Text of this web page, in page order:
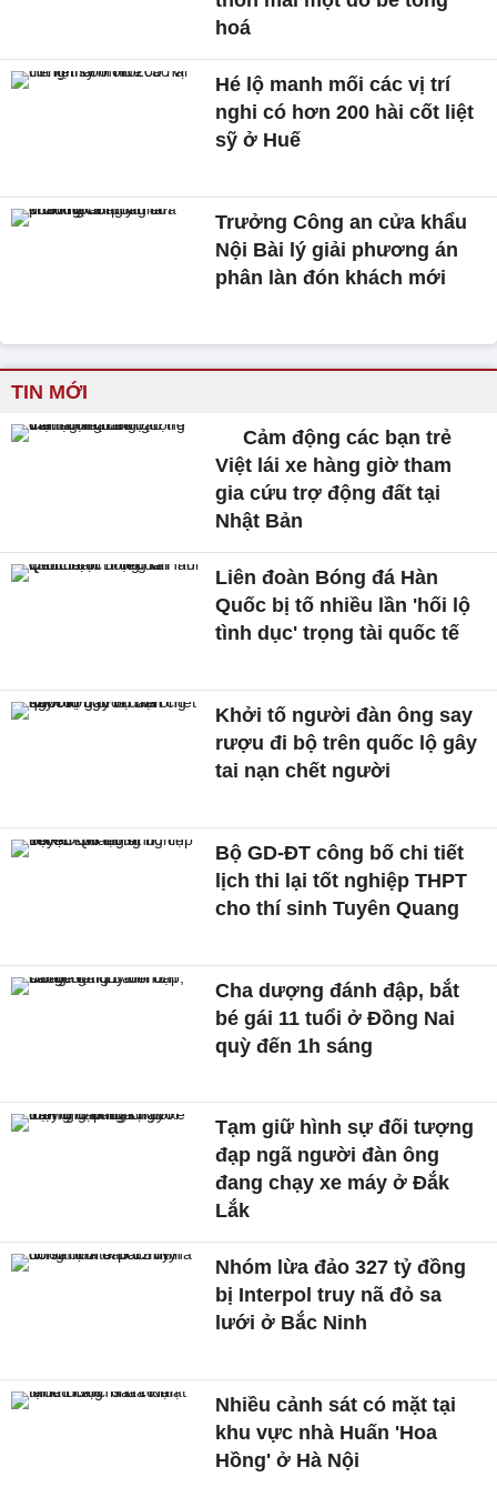
hoá
Hé lộ manh mối các vị trí
nghi có hơn 200 hài cốt liệt
sỹ ở Huế
Trưởng Công an cửa khẩu
Nội Bài lý giải phương án
phân làn đón khách mới
TIN MỚI
Cảm động các bạn trẻ
Việt lái xe hàng giờ tham
gia cứu trợ động đất tại
Nhật Bản
Liên đoàn Bóng đá Hàn
Quốc bị tố nhiều lần 'hối lộ
tình dục' trọng tài quốc tế
Khởi tố người đàn ông say
rượu đi bộ trên quốc lộ gây
tai nạn chết người
Bộ GD-ĐT công bố chi tiết
lịch thi lại tốt nghiệp THPT
cho thí sinh Tuyên Quang
Cha dượng đánh đập, bắt
bé gái 11 tuổi ở Đồng Nai
quỳ đến 1h sáng
Tạm giữ hình sự đối tượng
đạp ngã người đàn ông
đang chạy xe máy ở Đắk
Lắk
Nhóm lừa đảo 327 tỷ đồng
bị Interpol truy nã đỏ sa
lưới ở Bắc Ninh
Nhiều cảnh sát có mặt tại
khu vực nhà Huấn 'Hoa
Hồng' ở Hà Nội